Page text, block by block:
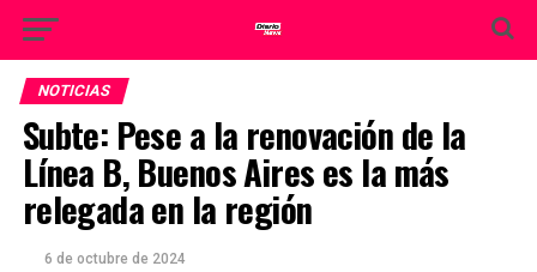
NOTICIAS
Subte: Pese a la renovación de la
Línea B, Buenos Aires es la más
relegada en la región
6 de octubre de 2024